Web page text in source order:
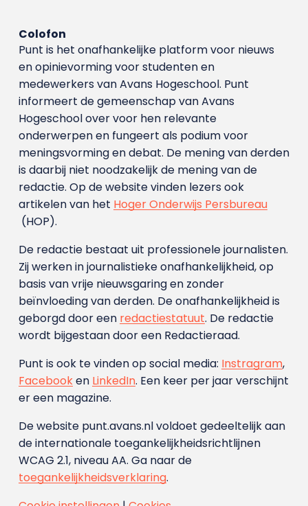
Colofon
Punt is het onafhankelijke platform voor nieuws
en opinievorming voor studenten en
medewerkers van Avans Hoge­school. Punt
informeert de gemeenschap van Avans
Hogeschool over voor hen relevante
onderwerpen en fungeert als podium voor
meningsvorming en debat. De mening van derden
is daarbij niet noodzakelijk de mening van de
redactie. Op de website vinden lezers ook
artikelen van het Hoger Onderwijs Persbureau
(HOP).
De redactie bestaat uit professionele journalisten.
Zij werken in journalistieke onafhankelijkheid, op
basis van vrije nieuwsgaring en zonder
beïnvloeding van derden. De onafhankelijkheid is
geborgd door een redactiestatuut. De redactie
wordt bijgestaan door een Redactieraad.
Punt is ook te vinden op social media: Instragram,
Facebooken LinkedIn. Een keer per jaar verschijnt
er een magazine.
De website punt.avans.nl voldoet gedeeltelijk aan
de internationale toegankelijkheidsrichtlijnen
WCAG 2.1, niveau AA. Ga naar de
toegankelijkheidsverklaring.